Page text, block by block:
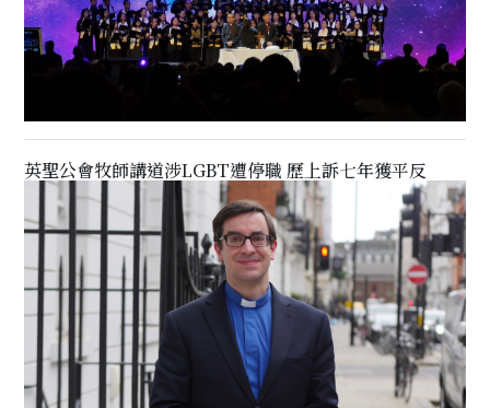
英聖公會牧師講道涉LGBT遭停職 歷上訴七年獲平反